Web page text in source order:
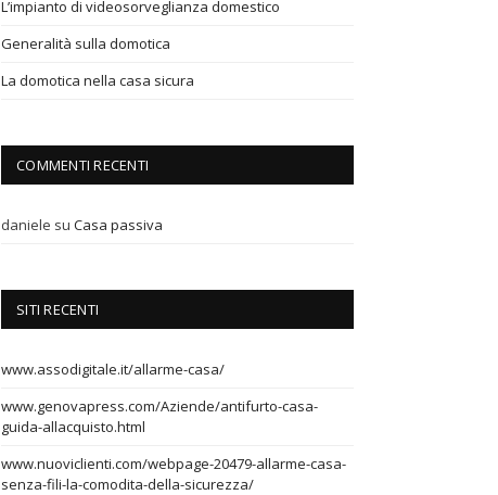
L’impianto di videosorveglianza domestico
Generalità sulla domotica
La domotica nella casa sicura
COMMENTI RECENTI
daniele su Casa passiva
SITI RECENTI
www.assodigitale.it/allarme-casa/
www.genovapress.com/Aziende/antifurto-casa-
guida-allacquisto.html
www.nuoviclienti.com/webpage-20479-allarme-casa-
senza-fili-la-comodita-della-sicurezza/